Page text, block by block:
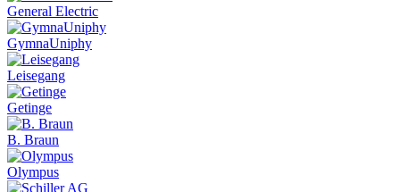
General Electric
GymnaUniphy
Leisegang
Getinge
B. Braun
Olympus